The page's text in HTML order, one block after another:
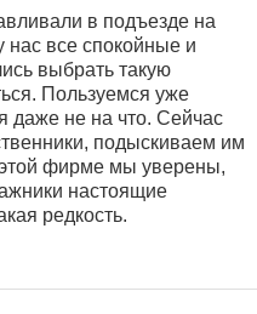
в подъезде на
нас все спокойные и
выбрать такую
Пользуемся уже
даже не на что. Сейчас
подыскиваем им
фирме мы уверены,
настоящие
редкость.